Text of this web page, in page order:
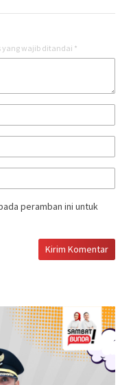
yang wajib ditandai *
peramban ini untuk